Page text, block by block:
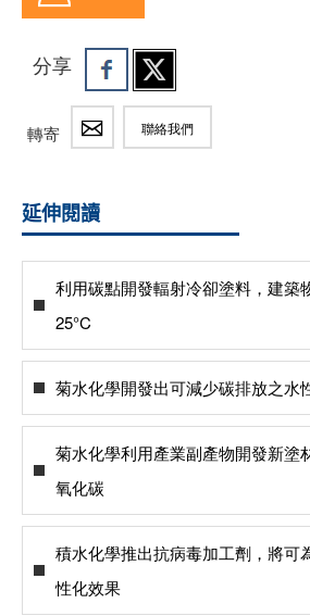
分享
轉寄 聯絡我們
延伸閱讀
利用碳點開發輻射冷卻塗料，建築
25°C
菊水化學開發出可減少碳排放之水
菊水化學利用產業副產物開發新塗
氧化碳
積水化學推出抗病毒加工劑，將可
性化效果